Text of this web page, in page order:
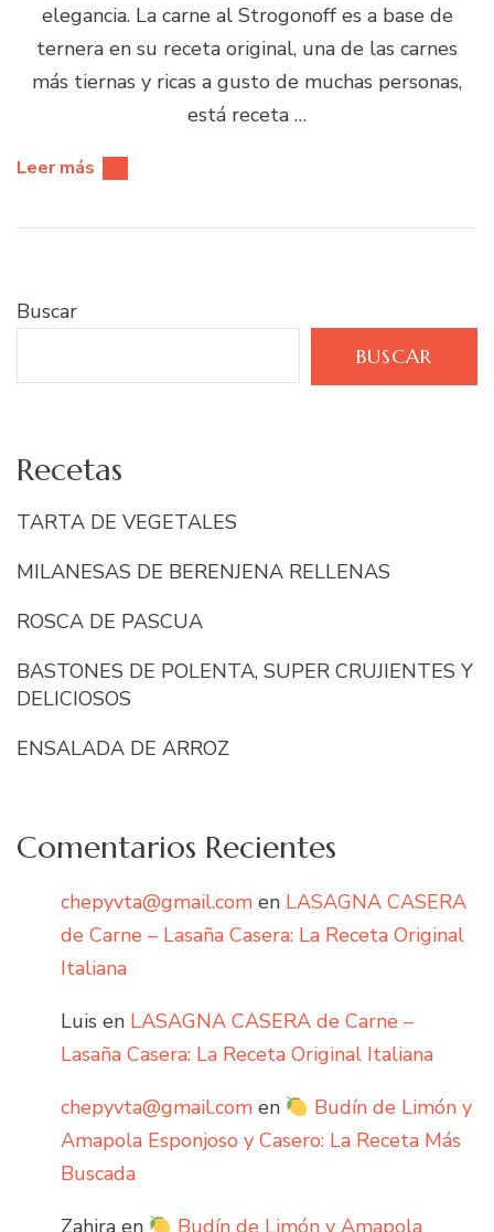
elegancia. La carne al Strogonoff es a base de
ternera en su receta original, una de las carnes
más tiernas y ricas a gusto de muchas personas,
está receta …
Leer más
Buscar
BUSCAR
Recetas
TARTA DE VEGETALES
MILANESAS DE BERENJENA RELLENAS
ROSCA DE PASCUA
BASTONES DE POLENTA, SUPER CRUJIENTES Y
DELICIOSOS
ENSALADA DE ARROZ
Comentarios Recientes
chepyvta@gmail.com en LASAGNA CASERA
de Carne – Lasaña Casera: La Receta Original
Italiana
Luis en LASAGNA CASERA de Carne –
Lasaña Casera: La Receta Original Italiana
chepyvta@gmail.com en
Budín de Limón y
Amapola Esponjoso y Casero: La Receta Más
Buscada